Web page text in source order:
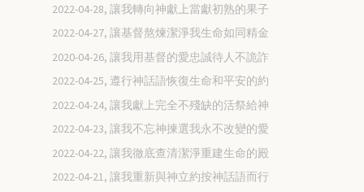
2022-04-28, 讓我轉向神獻上當獻初熟的果子
2022-04-27, 讓基督熬煉潔淨我生命如同精金
2020-04-26, 讓我用基督的愛忠誠待人不詭詐
2022-04-25, 遵行神話語恢復生命和平安的約
2022-04-24, 讓我獻上完全不殘缺的活祭給神
2022-04-23, 讓我不忘神揀選我永不改變的愛
2022-04-22, 讓我徹底查清潔淨重建生命的殿
2022-04-21, 讓我重新與神立約按神話語而行